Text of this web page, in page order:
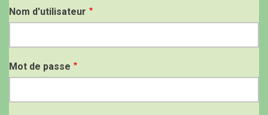
Nom d'utilisateur
Mot de passe